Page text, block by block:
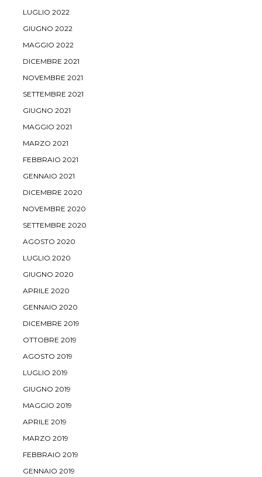
LUGLIO 2022
GIUGNO 2022
MAGGIO 2022
DICEMBRE 2021
NOVEMBRE 2021
SETTEMBRE 2021
GIUGNO 2021
MAGGIO 2021
MARZO 2021
FEBBRAIO 2021
GENNAIO 2021
DICEMBRE 2020
NOVEMBRE 2020
SETTEMBRE 2020
AGOSTO 2020
LUGLIO 2020
GIUGNO 2020
APRILE 2020
GENNAIO 2020
DICEMBRE 2019
OTTOBRE 2019
AGOSTO 2019
LUGLIO 2019
GIUGNO 2019
MAGGIO 2019
APRILE 2019
MARZO 2019
FEBBRAIO 2019
GENNAIO 2019